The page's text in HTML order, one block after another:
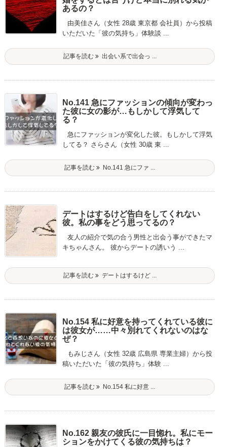
あるの？
由美佳さん（女性 28歳 東京都 会社員）から投稿
いただいた「彼の気持ち」体験談 ...
記事を読む 出会い系で出会っ ...
No.141 急にファッションの傾向が変わっ
た彼に女の影が…もしかして浮気して
る？
急にファッションが変化した彼。もしかして浮気
してる？ さらさん（女性 30歳 東 ...
記事を読む No.141 急にファ ...
デートはするけど告白をしてくれない
彼。私の事をどう思ってるの？
友人の紹介で気の合う男性と出会う事ができたマ
キちゃんさん。 彼からデートの誘いう ...
記事を読む デートはするけど ...
No.154 私に好意を持ってくれている彼に
は彼女が……中々別れてくれないのはな
ぜ？
もみじさん（女性 32歳 広島県 専業主婦）から投
稿いただいた「彼の気持ち」体験 ...
記事を読む No.154 私に好意 ...
No.162 親友の彼氏に一目惚れ。私にモー
ションをかけてくる彼の気持ちは？